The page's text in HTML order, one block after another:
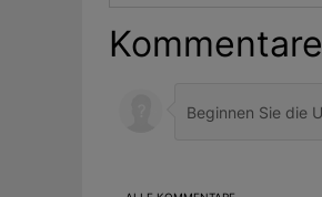
Kommentare